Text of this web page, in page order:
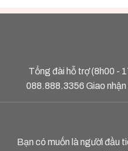
Tổng đài hỗ trợ (8h00 -
088.888.3356 Giao
Bạn có muốn là người đầu